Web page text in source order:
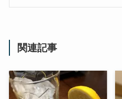
関連記事